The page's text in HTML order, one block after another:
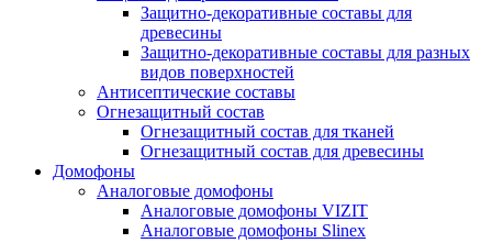
Защитно-декоративные составы для
древесины
Защитно-декоративные составы для разных
видов поверхностей
Антисептические составы
Огнезащитный состав
Огнезащитный состав для тканей
Огнезащитный состав для древесины
Домофоны
Аналоговые домофоны
Аналоговые домофоны VIZIT
Аналоговые домофоны Slinex